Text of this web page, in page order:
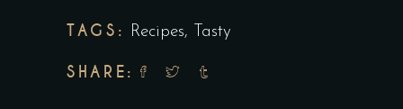
TAGS: Recipes, Tasty
SHARE: